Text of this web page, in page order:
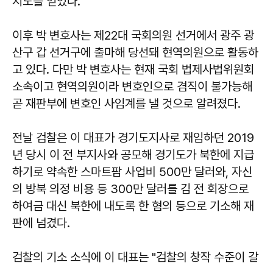
이후 박 변호사는 제22대 국회의원 선거에서 광주 광
산구 갑 선거구에 출마해 당선돼 현역의원으로 활동하
고 있다. 다만 ​​박 변호사는 현재 국회 법제사법위원회
소속이고 현역의원이라 변호인으로 겸직이 불가능해
곧 재판부에 변호인 사임계를 낼 것으로 알려졌다.
전날 검찰은 이 대표가 경기도지사로 재임하던 2019
년 당시 이 전 부지사와 공모해 경기도가 북한에 지급
하기로 약속한 스마트팜 사업비 500만 달러와, 자신
의 방북 의정 비용 등 300만 달러를 김 전 회장으로
하여금 대신 북한에 내도록 한 혐의 등으로 기소해 재
판에 넘겼다.
검찰의 기소 소식에 이 대표는 "검찰의 창작 수준이 갈